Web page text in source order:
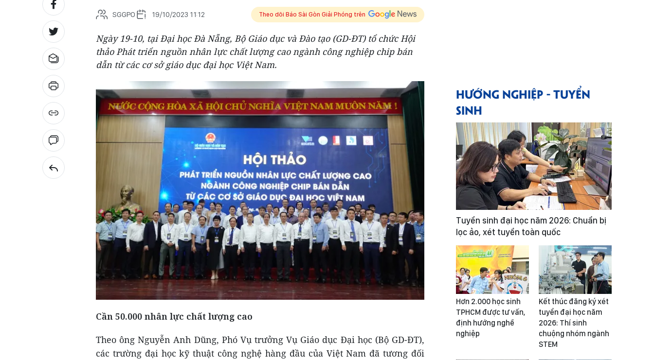
SGGPO 19/10/2023 11:12 Theo dõi Báo Sài Gòn Giải Phóng trên
Ngày 19-10, tại Đại học Đà Nẵng, Bộ Giáo dục và Đào tạo (GD-ĐT) tổ chức Hội
thảo Phát triển nguồn nhân lực chất lượng cao ngành công nghiệp chip bán
dẫn từ các cơ sở giáo dục đại học Việt Nam.
Cần 50.000 nhân lực chất lượng cao
Theo ông Nguyễn Anh Dũng, Phó Vụ trưởng Vụ Giáo dục Đại học (Bộ GD-ĐT),
các trường đại học kỹ thuật công nghệ hàng đầu của Việt Nam đã tương đối
HƯỚNG NGHIỆP - TUYỂN
SINH
Tuyển sinh đại học năm 2026: Chuẩn bị
lọc ảo, xét tuyển toàn quốc
Hơn 2.000 học sinh
TPHCM được tư vấn,
định hướng nghề
nghiệp
Kết thúc đăng ký xét
tuyển đại học năm
2026: Thí sinh
chuộng nhóm ngành
STEM